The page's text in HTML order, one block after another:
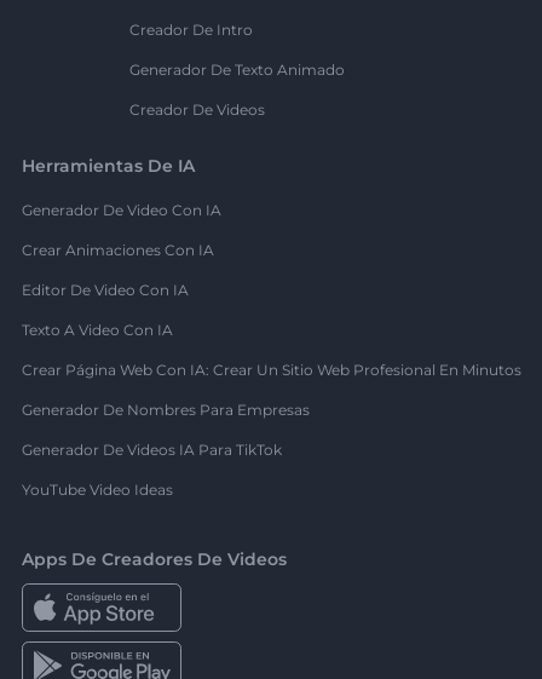
Creador De Intro
Generador De Texto Animado
Creador De Videos
Herramientas De IA
Generador De Video Con IA
Crear Animaciones Con IA
Editor De Video Con IA
Texto A Video Con IA
Crear Página Web Con IA: Crear Un Sitio Web Profesional En Minutos
Generador De Nombres Para Empresas
Generador De Videos IA Para TikTok
YouTube Video Ideas
Apps De Creadores De Videos